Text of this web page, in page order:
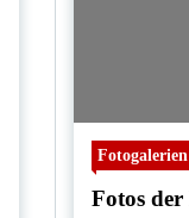
Fotogalerien
Fotos